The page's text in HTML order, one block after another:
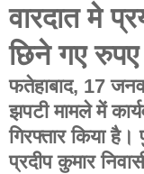
वारदात मे
छिने गए रुपए
फतेहाबाद, 17
झपटी मामले में
गिरफ्तार किया
प्रदीप कुमार